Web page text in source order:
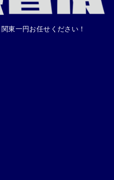
東一円お任せください！